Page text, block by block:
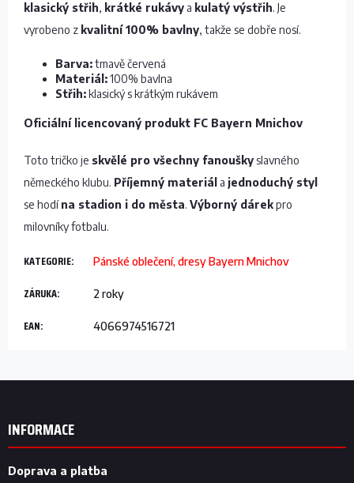
klasický střih, krátké rukávy a kulatý výstřih. Je
vyrobeno z kvalitní 100% bavlny, takže se dobře nosí.
Barva:tmavě červená
Materiál:100% bavlna
Střih:klasický s krátkým rukávem
Oficiální licencovaný produkt FC Bayern Mnichov
Toto tričko je skvělé pro všechny fanouškyslavného
německého klubu. Příjemný materiál a jednoduchý styl
se hodína stadion i do města. Výborný dárekpro
milovníky fotbalu.
KATEGORIE: Pánské oblečení, dresy Bayern Mnichov
ZÁRUKA: 2 roky
EAN: 4066974516721
Z
INFORMACE
Doprava a platba